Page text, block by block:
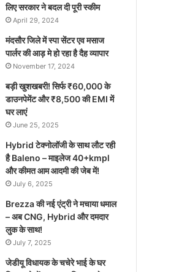
लिए सरकार ने बदल दी पूरी स्कीम
April 29, 2024
मंदसौर जिले में स्पा सेंटर एव मसाज
पार्लर की आड़ मे हो रहा है दैह व्यापार
November 17, 2024
बड़ी खुशखबरी! सिर्फ ₹60,000 के
डाउनपेमेंट और ₹8,500 की EMI में
घर लाएं
June 25, 2025
Hybrid टेक्नोलॉजी के साथ लौट रही
है Baleno – माइलेज 40+kmpl
और कीमत आम आदमी की जेब में!
July 6, 2025
Brezza की नई एंट्री ने मचाया धमाल
– अब CNG, Hybrid और दमदार
लुक के साथ!
July 7, 2025
जेडीयू विधायक के चचेरे भाई के घर